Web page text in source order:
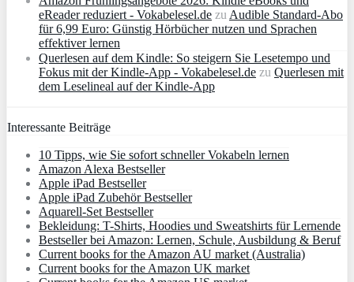
eReader reduziert - Vokabelesel.de zu Audible Standard-Abo
für 6,99 Euro: Günstig Hörbücher nutzen und Sprachen
effektiver lernen
Querlesen auf dem Kindle: So steigern Sie Lesetempo und
Fokus mit der Kindle-App - Vokabelesel.de zu Querlesen mit
dem Leselineal auf der Kindle-App
Interessante Beiträge
10 Tipps, wie Sie sofort schneller Vokabeln lernen
Amazon Alexa Bestseller
Apple iPad Bestseller
Apple iPad Zubehör Bestseller
Aquarell-Set Bestseller
Bekleidung: T-Shirts, Hoodies und Sweatshirts für Lernende
Bestseller bei Amazon: Lernen, Schule, Ausbildung & Beruf
Current books for the Amazon AU market (Australia)
Current books for the Amazon UK market